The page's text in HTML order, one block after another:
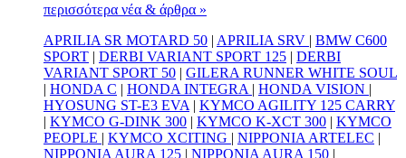
περισσότερα νέα & άρθρα »
APRILIA SR MOTARD 50 | APRILIA SRV | BMW C600
SPORT | DERBI VARIANT SPORT 125 | DERBI
VARIANT SPORT 50 | GILERA RUNNER WHITE SOUL
| HONDA C | HONDA INTEGRA | HONDA VISION |
HYOSUNG ST-E3 EVA | KYMCO AGILITY 125 CARRY
| KYMCO G-DINK 300 | KYMCO K-XCT 300 | KYMCO
PEOPLE | KYMCO XCITING | NIPPONIA ARTELEC |
NIPPONIA AURA 125 | NIPPONIA AURA 150 |